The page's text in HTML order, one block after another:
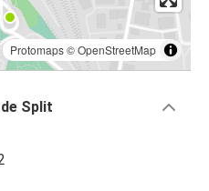
Protomaps©OpenStreetMap
Split